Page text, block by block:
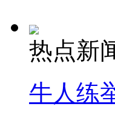
热点新
牛人练